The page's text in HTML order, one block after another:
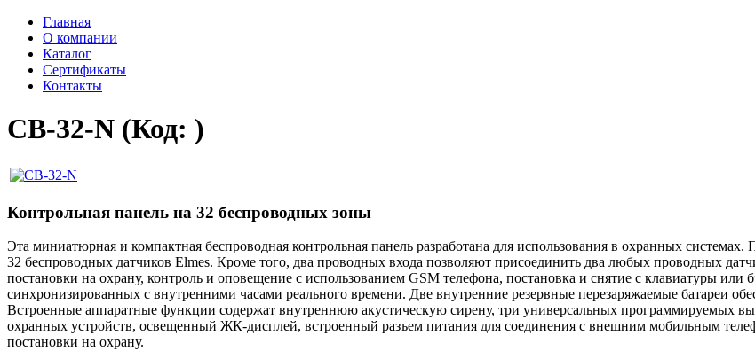
Главная
О компании
Каталог
Сертификаты
Контакты
CB-32-N (Код: )
Контрольная панель на 32 беспроводных зоны
Эта миниатюрная и компактная беспроводная контрольная панель разработана для использования в охранных
32 беспроводных датчиков Elmes. Кроме того, два проводных входа позволяют присоединить два любых проводных
постановки на охрану, контроль и оповещение с использованием GSM телефона, постановка и снятие с клавиатуры или
синхронизированных с внутренними часами реального времени. Две внутренние резервные перезаряжаемые батареи
Встроенные аппаратные функции содержат внутреннюю акустическую сирену, три универсальных программируемых
охранных устройств, освещенный ЖК-дисплей, встроенный разъем питания для соединения с внешним мобильным
постановки на охрану.